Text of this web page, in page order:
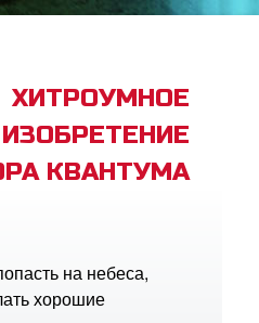
ХИТРОУМНОЕ
ИЗОБРЕТЕНИЕ
КВАНТУМА
на небеса,
хорошие